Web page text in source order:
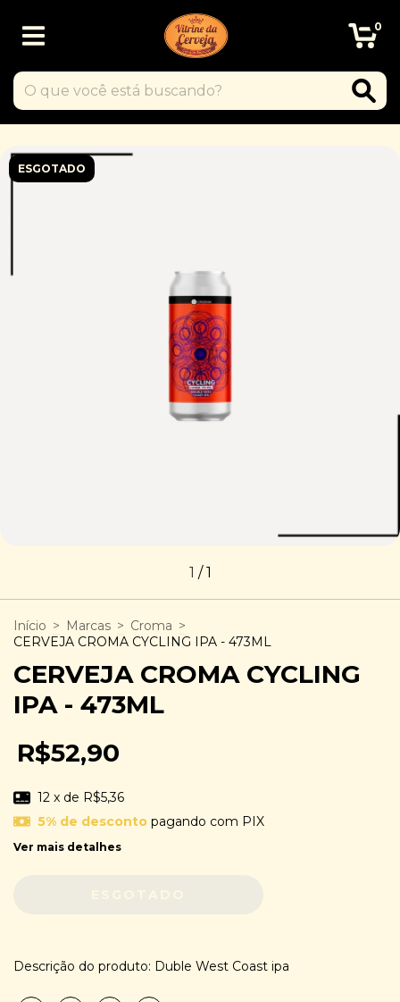
0
ESGOTADO
1 /1
Início > Marcas > Croma >
CERVEJA CROMA CYCLING IPA - 473ML
CERVEJA CROMA CYCLING
IPA - 473ML
R$52,90
12 x de R$5,36
5% de descontopagando com PIX
Ver mais detalhes
Descrição do produto: Duble West Coast ipa